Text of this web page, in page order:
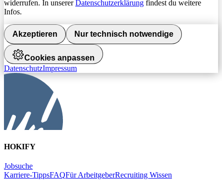
widerrufen. In unsererDatenschutzerklärung findest du weitere
Infos.
Akzeptieren Nur technisch notwendige
Cookies anpassen
DatenschutzImpressum
HOKIFY
Jobsuche
Karriere-TippsFAQFür ArbeitgeberRecruiting Wissen